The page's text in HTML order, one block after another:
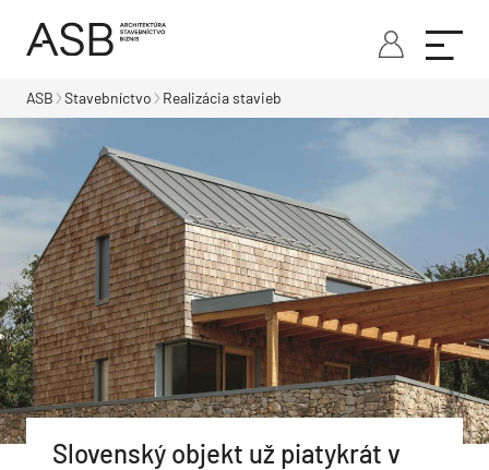
ASB Stavebníctvo Realizácia stavieb
Slovenský objekt už piatykrát v